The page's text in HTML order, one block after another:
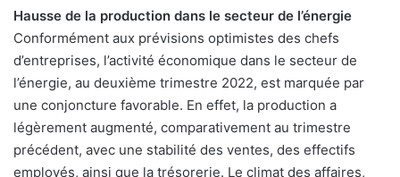
Hausse de la production dans le secteur de l’énergie
Conformément aux prévisions optimistes des chefs
d’entreprises, l’activité économique dans le secteur de
l’énergie, au deuxième trimestre 2022, est marquée par
une conjoncture favorable. En effet, la production a
légèrement augmenté, comparativement au trimestre
précédent, avec une stabilité des ventes, des effectifs
employés, ainsi que la trésorerie. Le climat des affaires,